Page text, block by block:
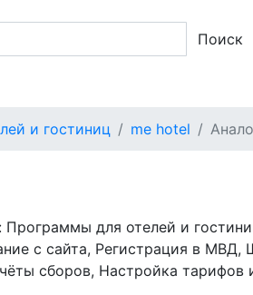
Поиск
и гостиниц me hotel
для отелей и
с сайта, Регистрация в МВД,
сборов, Настройка